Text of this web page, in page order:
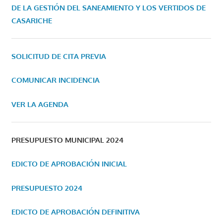
DE LA GESTIÓN DEL SANEAMIENTO Y LOS VERTIDOS DE
CASARICHE
SOLICITUD DE CITA PREVIA
COMUNICAR INCIDENCIA
VER LA AGENDA
PRESUPUESTO MUNICIPAL 2024
EDICTO DE APROBACIÓN INICIAL
PRESUPUESTO 2024
EDICTO DE APROBACIÓN DEFINITIVA